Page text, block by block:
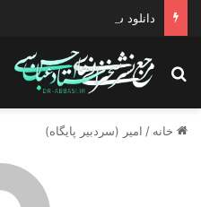
دانلود سخنرانی استاد حسن
جستجو برای
خانه / امیر (سردبیر پایگاه)